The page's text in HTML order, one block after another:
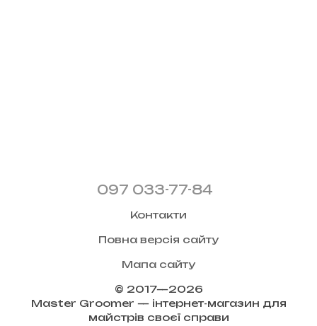
097 033-77-84
Контакти
Повна версія сайту
Мапа сайту
© 2017—2026
Master Groomer — інтернет-магазин для
майстрів своєї справи